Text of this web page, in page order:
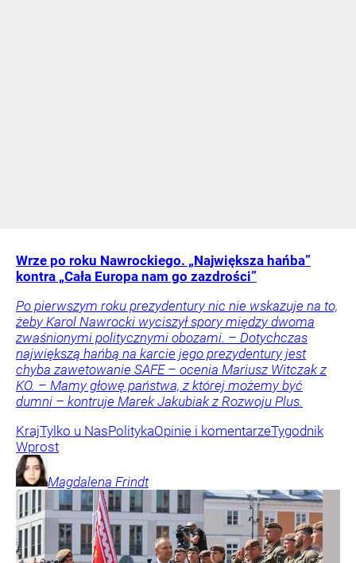
Wrze po roku Nawrockiego. „Największa hańba”
kontra „Cała Europa nam go zazdrości”
Po pierwszym roku prezydentury nic nie wskazuje na to,
żeby Karol Nawrocki wyciszył spory między dwoma
zwaśnionymi politycznymi obozami. – Dotychczas
największą hańbą na karcie jego prezydentury jest
chyba zawetowanie SAFE – ocenia Mariusz Witczak z
KO. – Mamy głowę państwa, z której możemy być
dumni – kontruje Marek Jakubiak z Rozwoju Plus.
KrajTylko u NasPolitykaOpinie i komentarzeTygodnik
Wprost
Magdalena Frindt